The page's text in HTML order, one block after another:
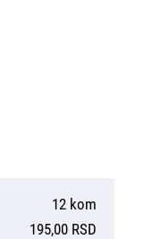
12 kom
195,00 RSD